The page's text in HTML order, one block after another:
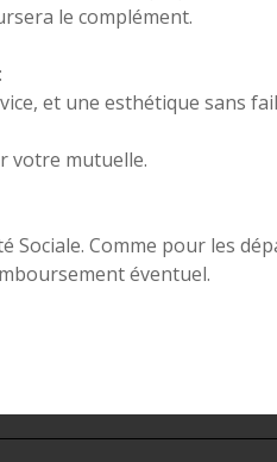
le complément.
et une esthétique sans
votre mutuelle.
Sociale. Comme pour les
éventuel.